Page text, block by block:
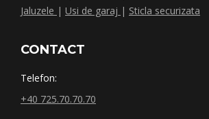
Jaluzele | Usi de garaj | Sticla securizata
CONTACT
Telefon:
+40 725.70.70.70